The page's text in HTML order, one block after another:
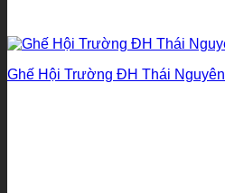
Ghế Hội Trường ĐH Thái Nguyên